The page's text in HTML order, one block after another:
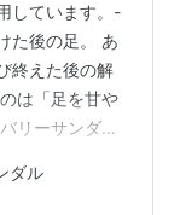
しています。-
た後の足。 あ
終えた後の解
は「足を甘や
リーサンダル
（HOKA）と
ダル